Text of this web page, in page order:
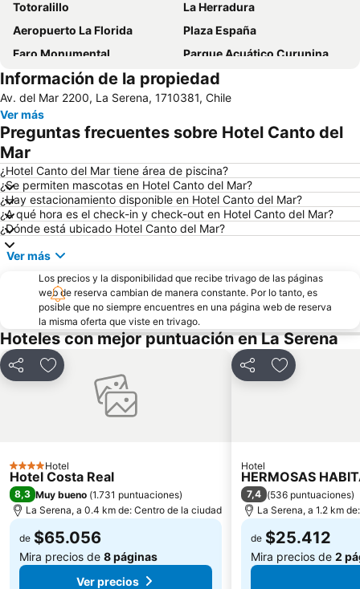
Totoralillo
La Herradura
Aeropuerto La Florida
Plaza España
Faro Monumental
Parque Acuático Curunina
Puerto de Coquimbo
Museo Arqueológico de la Serena
Museo al aire libre Avenida Francisco de Aguirre
Información de la propiedad
Av. del Mar 2200, La Serena, 1710381, Chile
Ver más
Preguntas frecuentes sobre Hotel Canto del
Mar
¿Hotel Canto del Mar tiene área de piscina?
¿Se permiten mascotas en Hotel Canto del Mar?
¿Hay estacionamiento disponible en Hotel Canto del Mar?
¿A qué hora es el check-in y check-out en Hotel Canto del Mar?
¿Dónde está ubicado Hotel Canto del Mar?
Ver más
Los precios y la disponibilidad que recibe trivago de las páginas
web de reserva cambian de manera constante. Por lo tanto, es
posible que no siempre encuentres en una página web de reserva
la misma oferta que viste en trivago.
Hoteles con mejor puntuación en La Serena
CompartirAgregar a favoritos
4 Estrellas
Hotel
Hotel Costa Real
8,3 Muy bueno (1.731 puntuaciones)
La Serena, a 0.4 km de: Centro de la ciudad
de $65.056
Mira precios de 8 páginas
Ver precios
CompartirAgregar a
Hotel
HERMOSAS
7,4 (536 puntuaciones)
La Serena, a 1.2 km
de $25.412
Mira precios de 2